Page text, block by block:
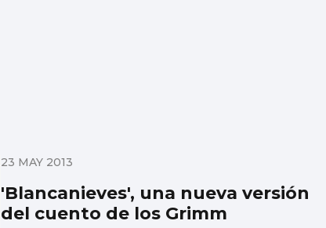
23 MAY 2013
'Blancanieves', una nueva versión
del cuento de los Grimm